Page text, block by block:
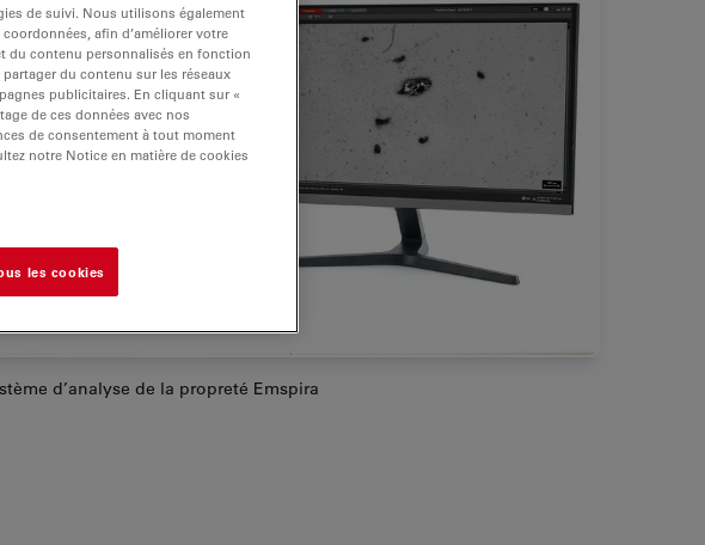
d’analyse de la propreté Emspira
de suivi. Nous utilisons également
afin d’améliorer votre
du contenu personnalisés en fonction
du contenu sur les réseaux
publicitaires. En cliquant sur «
de ces données avec nos
de consentement à tout moment
notre Notice en matière de cookies
les cookies